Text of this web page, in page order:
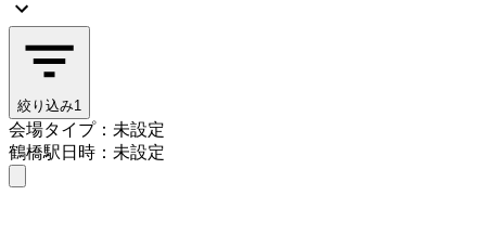
絞り込み1
会場タイプ：未設定
鶴橋駅日時：未設定